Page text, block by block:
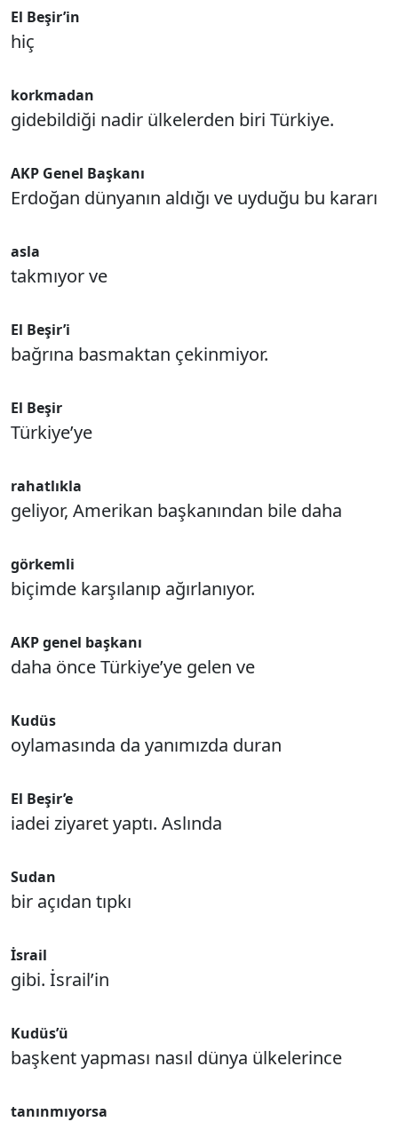
El Beşir’in
hiç
korkmadan
gidebildiği nadir ülkelerden biri Türkiye.
AKP Genel Başkanı
Erdoğan dünyanın aldığı ve uyduğu bu kararı
asla
takmıyor ve
El Beşir’i
bağrına basmaktan çekinmiyor.
El Beşir
Türkiye’ye
rahatlıkla
geliyor, Amerikan başkanından bile daha
görkemli
biçimde karşılanıp ağırlanıyor.
AKP genel başkanı
daha önce Türkiye’ye gelen ve
Kudüs
oylamasında da yanımızda duran
El Beşir’e
iadei ziyaret yaptı. Aslında
Sudan
bir açıdan tıpkı
İsrail
gibi. İsrail’in
Kudüs’ü
başkent yapması nasıl dünya ülkelerince
tanınmıyorsa